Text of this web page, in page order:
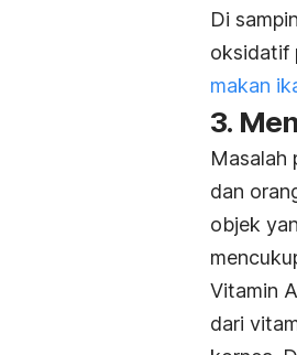
Di
oksidatif
makan
3.
Masalah
dan
objek
Vitamin
dari